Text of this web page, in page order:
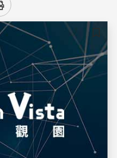
儲存